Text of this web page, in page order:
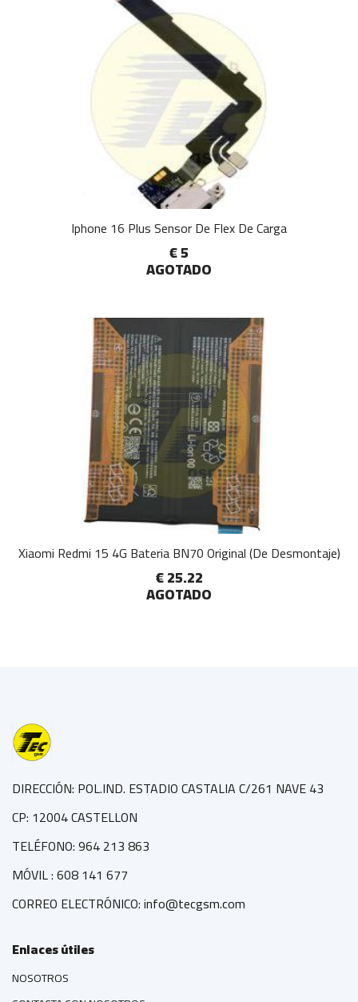
Iphone 16 Plus Sensor De Flex De Carga
€ 5
AGOTADO
Xiaomi Redmi 15 4G Bateria BN70 Original (De Desmontaje)
€ 25.22
AGOTADO
DIRECCIÓN: POL.IND. ESTADIO CASTALIA C/261 NAVE 43
CP: 12004 CASTELLON
TELÉFONO: 964 213 863
MÓVIL : 608 141 677
CORREO ELECTRÓNICO: info@tecgsm.com
Enlaces útiles
NOSOTROS